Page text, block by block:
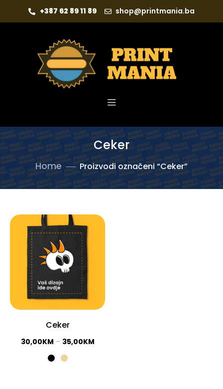
+387 62 89 11 89 shop@printmania.ba
Ceker
Home Proizvodi označeni “Ceker”
Ceker
30,00KM – 35,00KM